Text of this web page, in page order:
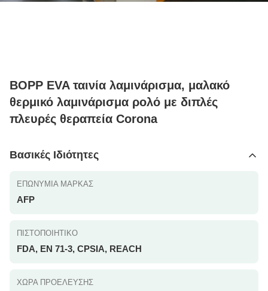
BOPP EVA ταινία λαμινάρισμα, μαλακό
θερμικό λαμινάρισμα ρολό με διπλές
πλευρές θεραπεία Corona
Βασικές Ιδιότητες
ΕΠΩΝΥΜΊΑ ΜΆΡΚΑΣ
AFP
ΠΙΣΤΟΠΟΙΗΤΙΚΌ
FDA, EN 71-3, CPSIA, REACH
ΧΏΡΑ ΠΡΟΈΛΕΥΣΗΣ